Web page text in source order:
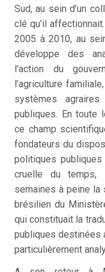
Sud, au sein d’un
clé qu’il
2005 à 2010, au
développe des
l’action du
l’agriculture
systèmes
publiques. En toute
ce champ
fondateurs du
politiques publiques
cruelle du temps,
semaines à peine la
brésilien du
qui constituait la
publiques destinées
particulièrement